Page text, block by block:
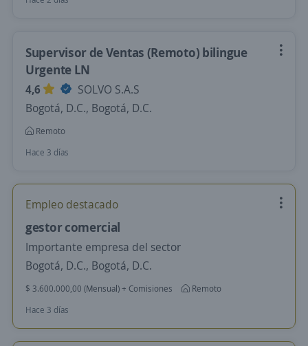
Supervisor de Ventas (Remoto) bilingue
Urgente LN
4,6
SOLVO S.A.S
Bogotá, D.C., Bogotá, D.C.
Remoto
Hace 3 días
Empleo destacado
gestor comercial
Importante empresa del sector
Bogotá, D.C., Bogotá, D.C.
$ 3.600.000,00 (Mensual) + Comisiones
Remoto
Hace 3 días